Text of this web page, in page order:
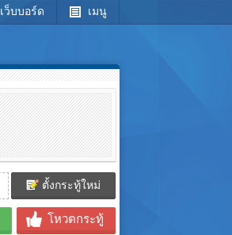
เว็บบอร์ด เมนู
ตั้งกระทู้ใหม่
โหวตกระทู้